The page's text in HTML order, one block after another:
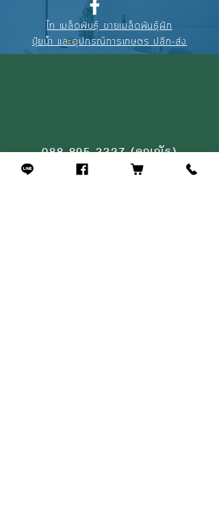
ไท เมล็ดพันธุ์ ขายเมล็ดพันธุ์ผัก
ปุ๋ยน้ำ และอุปกรณ์การเกษตร ปลีก-ส่ง
088-895-3327(คุณณัฐ)
094-256-2322
(คุณจุ้ย)